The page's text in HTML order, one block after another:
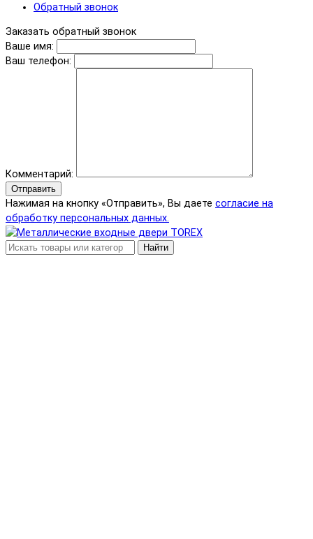
Обратный звонок
Заказать обратный звонок
Ваше имя:
Ваш телефон:
Комментарий:
Отправить
Нажимая на кнопку «Отправить», Вы даете согласие на
обработку персональных данных.
Найти